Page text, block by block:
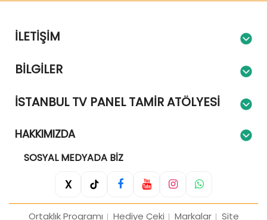
İLETIŞIM
BILGILER
İSTANBUL TV PANEL TAMIR ATÖLYESI
HAKKIMIZDA
SOSYAL MEDYADA BIZ
X
Ortaklık Programı Hediye Çeki Markalar Site